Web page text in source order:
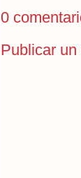
0
Publicar